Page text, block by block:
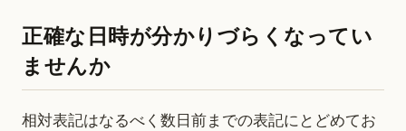
正確な日時が分かりづらくなってい
ませんか
相対表記はなるべく数日前までの表記にとどめてお